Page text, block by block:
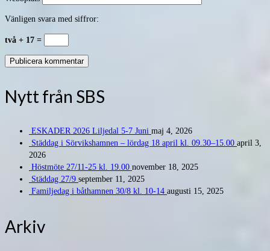
Vänligen svara med siffror:
två + 17 =
Nytt från SBS
ESKADER 2026 Liljedal 5-7 Juni maj 4, 2026
Städdag i Sörvikshamnen – lördag 18 april kl. 09.30–15.00 april 3,
2026
Höstmöte 27/11-25 kl. 19.00 november 18, 2025
Städdag 27/9 september 11, 2025
Familjedag i båthamnen 30/8 kl. 10-14 augusti 15, 2025
Arkiv